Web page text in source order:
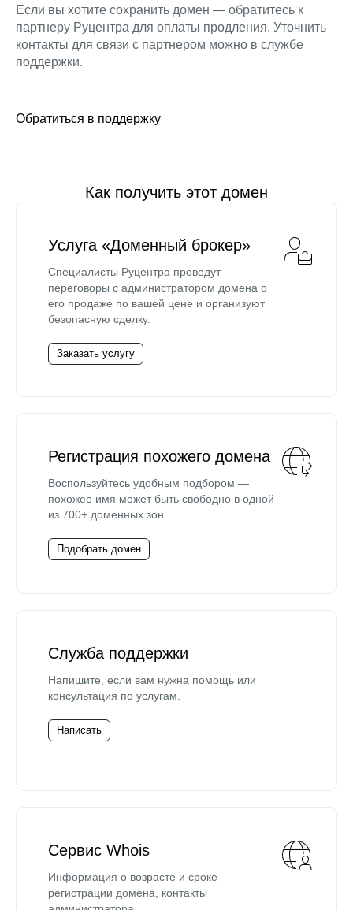
Если вы хотите сохранить домен — обратитесь к
партнеру Руцентра для оплаты продления. Уточнить
контакты для связи с партнером можно в службе
поддержки.
Обратиться в поддержку
Как получить этот домен
Услуга «Доменный брокер»
Специалисты Руцентра проведут
переговоры с администратором домена о
его продаже по вашей цене и организуют
безопасную сделку.
Заказать услугу
Регистрация похожего домена
Воспользуйтесь удобным подбором —
похожее имя может быть свободно в одной
из 700+ доменных зон.
Подобрать домен
Служба поддержки
Напишите, если вам нужна помощь или
консультация по услугам.
Написать
Сервис Whois
Информация о возрасте и сроке
регистрации домена, контакты